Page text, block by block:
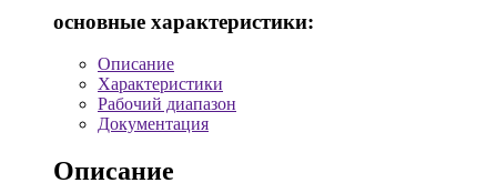
основные характеристики:
Описание
Характеристики
Рабочий диапазон
Документация
Описание